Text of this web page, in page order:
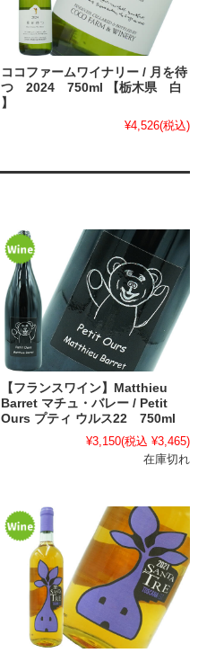
ココファームワイナリー / 月を待
つ 2024 750ml 【栃木県 白
】
¥4,526(税込)
【フランスワイン】Matthieu
Barret マチュ・バレー / Petit
Ours プティ ウルス22 750ml
¥3,150(税込 ¥3,465)
在庫切れ